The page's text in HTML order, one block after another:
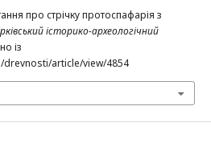
про стрічку протоспафарія з
історико-археологічний
із
article/view/4854